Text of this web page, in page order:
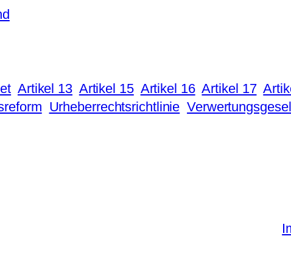
Artikel 13 Artikel 15 Artikel 16 Artikel 17
Urheberrechtsrichtlinie